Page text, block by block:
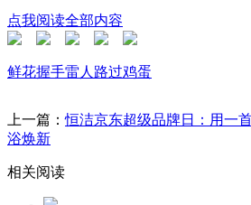
点我阅读全部内容
鲜花握手雷人 路过鸡蛋
上一篇：恒洁京东超级品牌日：用一
浴焕新
相关阅读